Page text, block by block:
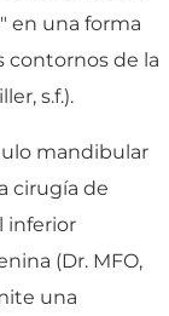
en una forma
contornos de la
s.f.).
mandibular
cirugía de
inferior
(Dr. MFO,
una